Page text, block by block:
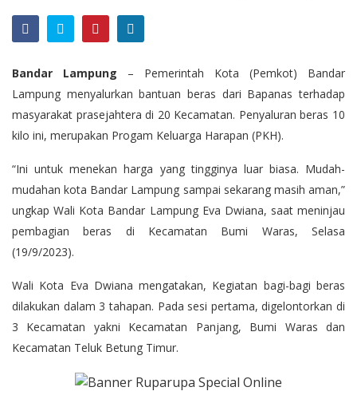
Bandar Lampung – Pemerintah Kota (Pemkot) Bandar
Lampung menyalurkan bantuan beras dari Bapanas terhadap
masyarakat prasejahtera di 20 Kecamatan. Penyaluran beras 10
kilo ini, merupakan Progam Keluarga Harapan (PKH).
“Ini untuk menekan harga yang tingginya luar biasa. Mudah-
mudahan kota Bandar Lampung sampai sekarang masih aman,”
ungkap Wali Kota Bandar Lampung Eva Dwiana, saat meninjau
pembagian beras di Kecamatan Bumi Waras, Selasa
(19/9/2023).
Wali Kota Eva Dwiana mengatakan, Kegiatan bagi-bagi beras
dilakukan dalam 3 tahapan. Pada sesi pertama, digelontorkan di
3 Kecamatan yakni Kecamatan Panjang, Bumi Waras dan
Kecamatan Teluk Betung Timur.